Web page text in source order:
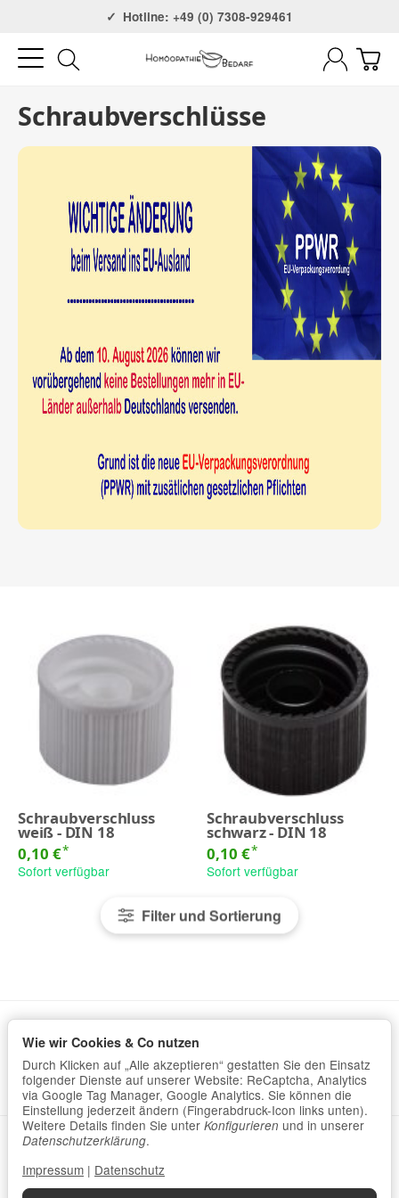
Versandkostenfrei ab 75€Hotline: +49 (0) 7308-929461
Schraubverschlüsse
Filter und Sortierung
Schraubverschluss
weiß - DIN 18
0,10 €*
Sofort verfügbar
Schraubverschluss
schwarz - DIN 18
0,10 €*
Sofort verfügbar
Informationen
Gesetzliche Informationen
Datenschutzerklärung
Vertrag widerrufen
Wie wir Cookies & Co nutzen
Durch Klicken auf „Alle akzeptieren“ gestatten Sie den Einsatz
folgender Dienste auf unserer Website: ReCaptcha, Analytics
via Google Tag Manager, Google Analytics. Sie können die
Einstellung jederzeit ändern (Fingerabdruck-Icon links unten).
Weitere Details finden Sie unter Konfigurieren und in unserer
Datenschutzerklärung.
Impressum | Datenschutz